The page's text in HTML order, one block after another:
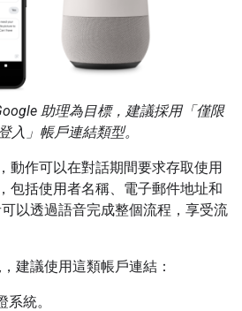
助理為目標，建議採用「僅限
入」帳戶連結類型。
，動作可以在對話期間要求存取使用
包括使用者名稱、電子郵件地址和
以透過語音完成整個流程，享受流
建議使用這類帳戶連結：
統。